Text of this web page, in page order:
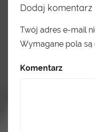
Dodaj komentarz
Twój adres e-mail
Wymagane pola są
Komentarz